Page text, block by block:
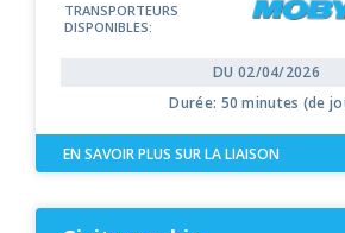
TRANSPORTEURS
DISPONIBLES:
DU 02/04/2026
Durée: 50 minutes (de
EN SAVOIR PLUS SUR LA LIAISON